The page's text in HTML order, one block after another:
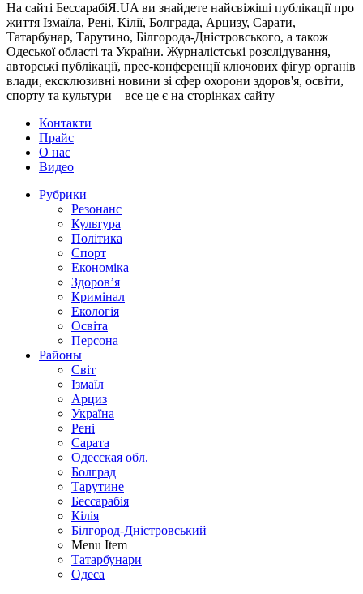
На сайті БессарабіЯ.UA ви знайдете найсвіжіші публікації про
життя Ізмаїла, Рені, Кілії, Болграда, Арцизу, Сарати,
Татарбунар, Тарутино, Білгорода-Дністровського, а також
Одеської області та України. Журналістські розслідування,
авторські публікації, прес-конференції ключових фігур органів
влади, ексклюзивні новини зі сфер охорони здоров'я, освіти,
спорту та культури – все це є на сторінках сайту
Контакти
Прайс
О нас
Видео
Рубрики
Резонанс
Культура
Політика
Спорт
Економіка
Здоров’я
Кримінал
Екологія
Освіта
Персона
Районы
Світ
Ізмаїл
Арциз
Україна
Рені
Сарата
Одесская обл.
Болград
Тарутине
Бессарабія
Кілія
Білгород-Дністровський
Menu Item
Татарбунари
Одеса